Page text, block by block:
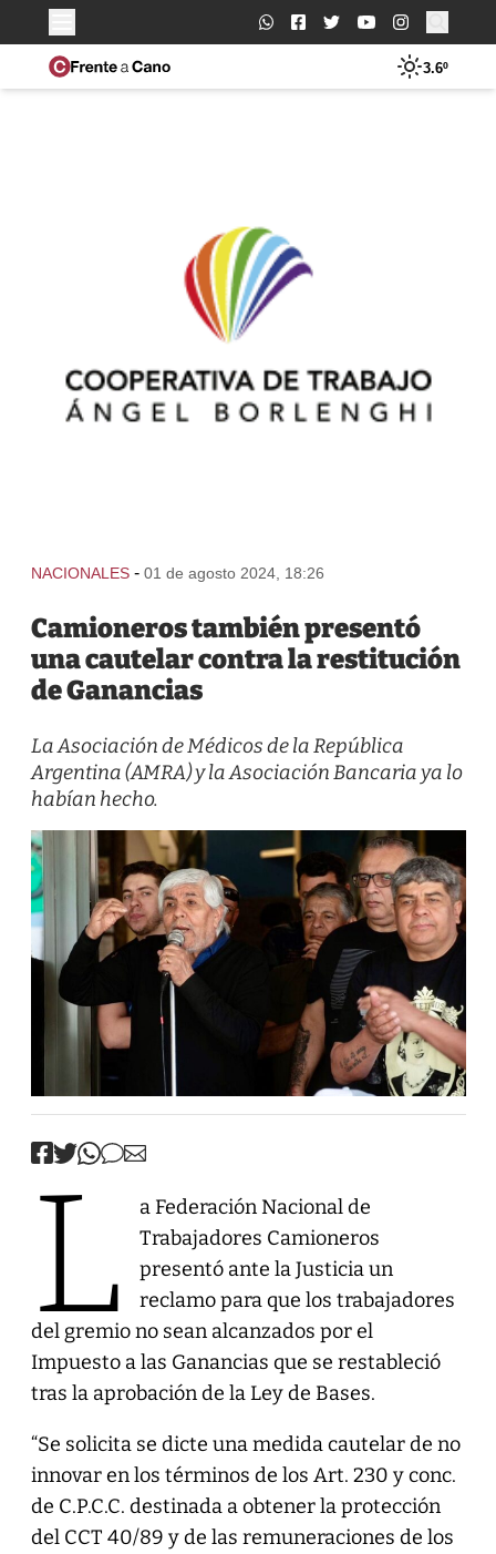
Buscar:
3.6º
NACIONALES - 01 de agosto 2024, 18:26
Camioneros también presentó
una cautelar contra la restitución
de Ganancias
La Asociación de Médicos de la República
Argentina (AMRA) y la Asociación Bancaria ya lo
habían hecho.
L
a Federación Nacional de
Trabajadores Camioneros
presentó ante la Justicia un
reclamo para que los trabajadores
del gremio no sean alcanzados por el
Impuesto a las Ganancias que se restableció
tras la aprobación de la Ley de Bases.
“Se solicita se dicte una medida cautelar de no
innovar en los términos de los Art. 230 y conc.
de C.P.C.C. destinada a obtener la protección
del CCT 40/89 y de las remuneraciones de los